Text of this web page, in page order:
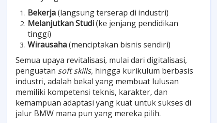
Bekerja(langsung terserap di industri)
Melanjutkan Studi(ke jenjang pendidikan
tinggi)
Wirausaha(menciptakan bisnis sendiri)
Semua upaya revitalisasi, mulai dari digitalisasi,
penguatan soft skills, hingga kurikulum berbasis
industri, adalah bekal yang membuat lulusan
memiliki kompetensi teknis, karakter, dan
kemampuan adaptasi yang kuat untuk sukses di
jalur BMW mana pun yang mereka pilih.